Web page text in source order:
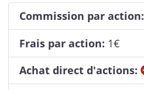
Commission par action:
Frais par action: 1€
Achat direct d'actions: